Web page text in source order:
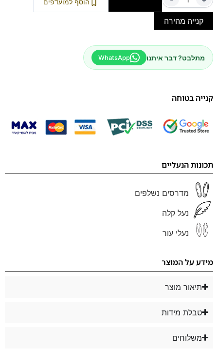
הוסף למועדפים
קנייה מהירה
מתלבט? דבר איתנו WhatsApp
קנייה בטוחה
תכונות הנעליים
מדרסים נשלפים
נעל קלה
נעלי עור
מידע על המוצר
תיאור מוצר
טבלת מידות
משלוחים